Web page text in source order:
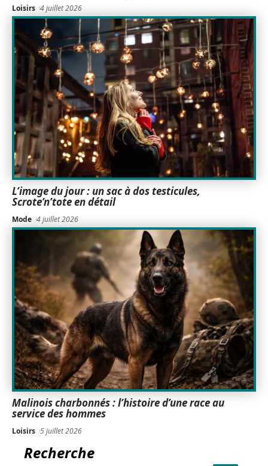
Loisirs 4 juillet 2026
L’image du jour : un sac à dos testicules,
Scrote’n’tote en détail
Mode 4 juillet 2026
Malinois charbonnés : l’histoire d’une race au
service des hommes
Loisirs 5 juillet 2026
Recherche